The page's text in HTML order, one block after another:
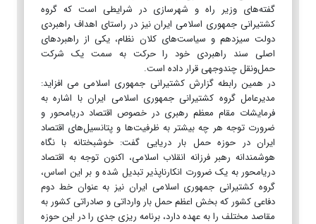
گفته‌های وزیر راه و شهرسازی در شرایطی است که گروه
کشتیرانی جمهوری اسلامی ایران نیز در راستای اهداف راهبردی
دولت سیزدهم و سیاست‌های کلان نظام، یکی از راهبرد‌های
اصلی سند راهبردی خود را حرکت به سمت یک شرکت
حمل‌و‌نقل چندوجهی قرار داده است.
در همین رابطه گزارش کشتیرانی جمهوری اسلامی می افزاید:
مدیرعامل گروه کشتیرانی جمهوری اسلامی ایران با اشاره به
فرمایشات مقام معظم رهبری در خصوص اقتصاد دریامحور و
ضرورت توجه هر چه بیشتر به ظرفیت‌ها و پتانسیل‌های اقتصاد
ایران در حوزه حمل بار دریایی گفت: خوشبختانه با نگاه
هوشمندانه رهبر فرزانه انقلاب اسلامی، اکنون توجه به اقتصاد
دریامحور به یک ضرورت انکارناپذیر تبدیل شده و بر این اساس،
گروه کشتیرانی جمهوری اسلامی ایران نیز به عنوان خط دوم
دفاعی کشور که بخش اعظم حمل بار وارداتی و صادراتی کشور به
مقاصد مختلف را به عهده دارد، برنامه ریزی جدی را در این حوزه